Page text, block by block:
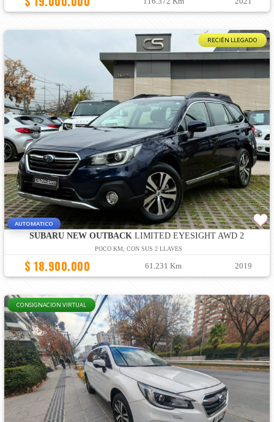
RECIÉN LLEGADO
AUTOMATICO
SUBARU NEW OUTBACK LIMITED EYESIGHT AWD 2
POCO KM, CON SUS 2 LLAVES
$ 18.900.000 61.231 Km 2019
CONSIGNACION VIRTUAL